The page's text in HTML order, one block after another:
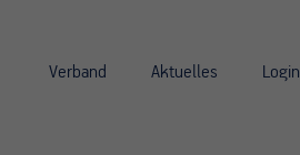
Verband Aktuelles Login